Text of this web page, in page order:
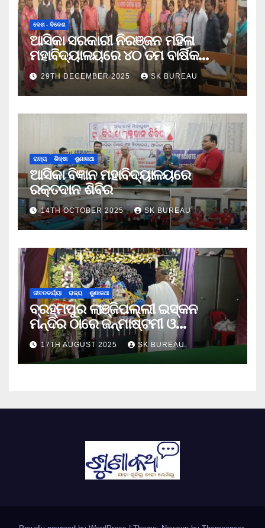
ଦେଶ - ବିଦେଶ
ଆସିକା ସରକାରୀ ନିରଞ୍ଜନ ମହିଳା
ମହାବିଦ୍ୟାଳୟରେ ୪୦ ତମ ବାର୍ଷିକ
କ୍ରୀଡା ଉତ୍ସବ
29TH DECEMBER 2025 SK BUREAU
ରାଜ୍ୟ ଶିକ୍ଷା ଶୁଣାକଥା
ଆସିକା ବିଜ୍ଞାନ ମହାବିଦ୍ୟାଳୟରେ
ରକ୍ତଦାନ ଶିବିର
14TH OCTOBER 2025 SK BUREAU
ଜୀବନଚର୍ଯ୍ୟା ରାଜ୍ୟ ଶୁଣାକଥା
ବ୍ରହ୍ମପୁର ଲାଞ୍ଜିପଲ୍ଲୀ ଇସ୍କନ
ମନ୍ଦିର ଠାରେ ଜନ୍ମାଷ୍ଟମୀ ଓ
ନନ୍ଦୋତ୍ସବ ପାଳିତ
17TH AUGUST 2025 SK BUREAU